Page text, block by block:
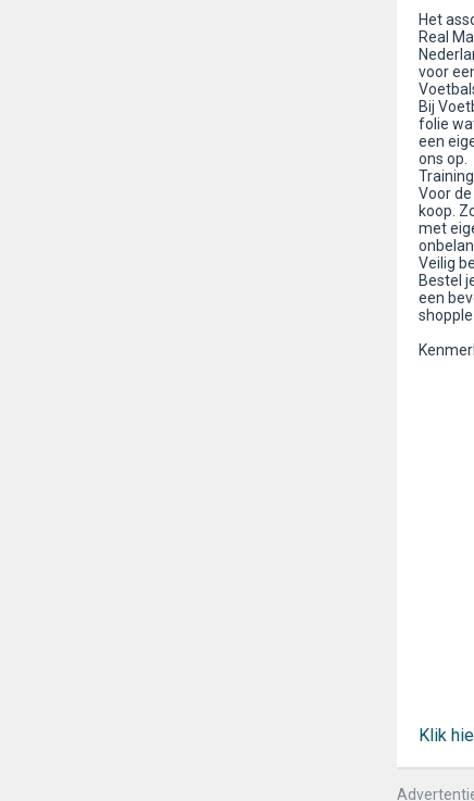
Het
Real
voor
Bij
folie
een
ons op.
Voor
koop.
met
Veilig
Bestel
een
Klik